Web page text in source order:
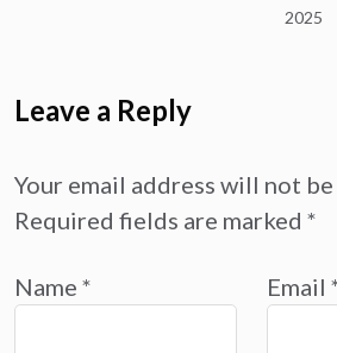
2025
Leave a Reply
Your email address will not
Required fields are marked *
Name * Email